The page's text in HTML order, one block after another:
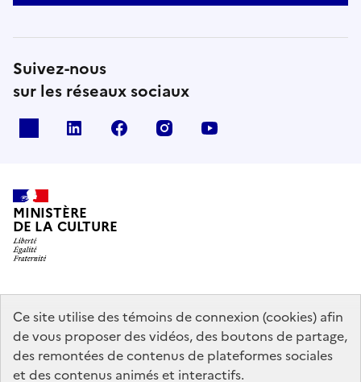
Ce site utilise des témoins de connexion (cookies) afin
de vous proposer des vidéos, des boutons de partage,
des remontées de contenus de plateformes sociales
et des contenus animés et interactifs.
Suivez-nous
sur les réseaux sociaux
linkedin facebook instagram
MINISTÈRE
DE LA CULTURE
data.gouv.fr legifrance.gouv.fr
info.gouv.fr
service-public.gouv.fr